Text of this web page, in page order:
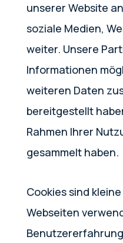
unserer Website
soziale Medien,
weiter. Unsere
Informationen
weiteren Daten
bereitgestellt
Rahmen Ihrer
gesammelt haben.
Cookies sind
Webseiten